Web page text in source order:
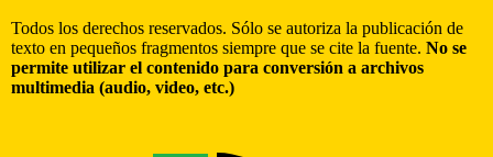
Todos los derechos reservados. Sólo se autoriza la publicación de
texto en pequeños fragmentos siempre que se cite la fuente. No se
permite utilizar el contenido para conversión a archivos
multimedia (audio, video, etc.)